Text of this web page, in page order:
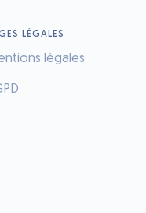
LÉGALES
légales